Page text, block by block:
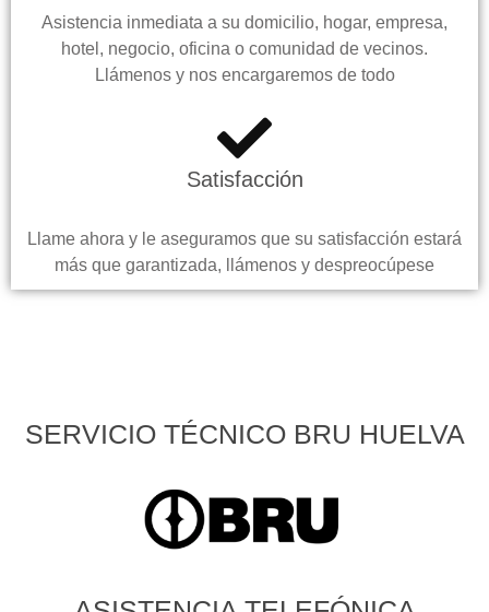
Asistencia inmediata a su domicilio, hogar, empresa,
hotel, negocio, oficina o comunidad de vecinos.
Llámenos y nos encargaremos de todo
Satisfacción
Llame ahora y le aseguramos que su satisfacción estará
más que garantizada, llámenos y despreocúpese
SERVICIO TÉCNICO BRU HUELVA